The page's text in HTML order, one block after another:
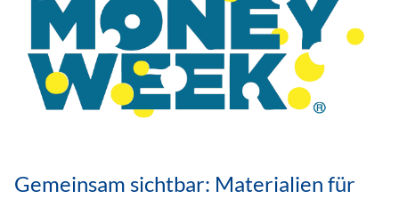
Gemeinsam sichtbar: Materialien für